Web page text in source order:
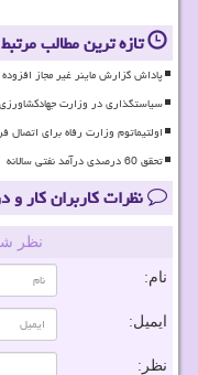
تازه ترین مطالب مرتبط
پاداش گزارش ماینر غیر مجاز
سیاستگذاری در وزارت
اولتیماتوم وزارت رفاه برای
تحقق 60 درصدی درآمد نفتی سالانه
نظرات کاربران کار
نظر
نام:
ایمیل:
نظر: